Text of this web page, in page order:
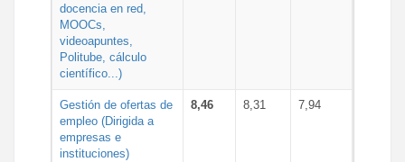
docencia en red,
MOOCs,
videoapuntes,
Politube, cálculo
científico...)
Gestión de ofertas de
empleo (Dirigida a
empresas e
instituciones)
8,46 8,31 7,94